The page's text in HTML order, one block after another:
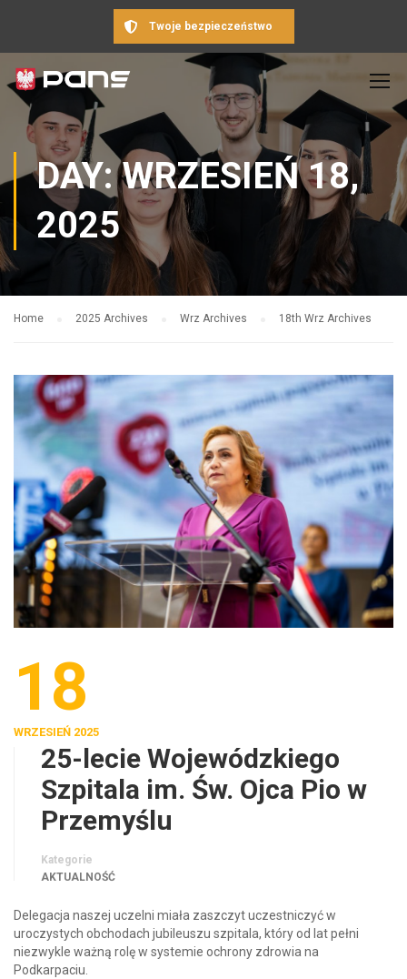
Twoje bezpieczeństwo
DAY: WRZESIEŃ 18,
2025
Home 2025 Archives Wrz Archives 18th Wrz Archives
18
WRZESIEŃ 2025
25-lecie Wojewódzkiego
Szpitala im. Św. Ojca Pio w
Przemyślu
Kategorie
AKTUALNOŚĆ
Delegacja naszej uczelni miała zaszczyt uczestniczyć w
uroczystych obchodach jubileuszu szpitala, który od lat pełni
niezwykle ważną rolę w systemie ochrony zdrowia na
Podkarpaciu.